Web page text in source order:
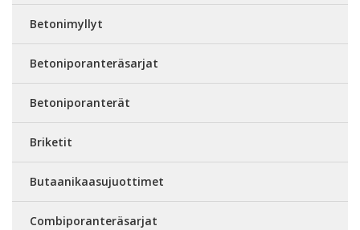
Betonimyllyt
Betoniporanteräsarjat
Betoniporanterät
Briketit
Butaanikaasujuottimet
Combiporanteräsarjat